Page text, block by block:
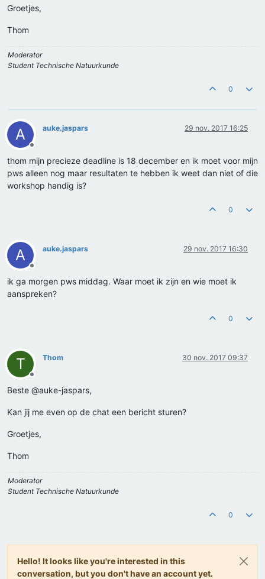
Groetjes,
Thom
Moderator
Student Technische Natuurkunde
0
A
Offline
auke.jaspars 29 nov. 2017 16:25
thom mijn precieze deadline is 18 december en ik moet voor mijn
pws alleen nog maar resultaten te hebben ik weet dan niet of die
workshop handig is?
0
A
Offline
auke.jaspars 29 nov. 2017 16:30
ik ga morgen pws middag. Waar moet ik zijn en wie moet ik
aanspreken?
0
T
Offline
Thom 30 nov. 2017 09:37
Beste @auke-jaspars,
Kan jij me even op de chat een bericht sturen?
Groetjes,
Thom
Moderator
Student Technische Natuurkunde
0
Hello! It looks like you're interested in this
conversation, but you don't have an account yet.